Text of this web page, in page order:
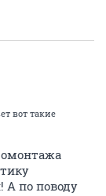
вот такие
А по поводу